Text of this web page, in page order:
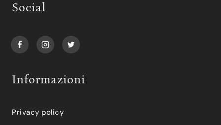
Social
Informazioni
Privacy policy